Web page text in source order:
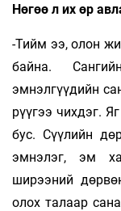
Нөгөө л их өр
-Тийм ээ, олон
байна.
эмнэлгүүдийн
рүүгээ чихдэг.
бус. Сүүлийн
эмнэлэг, эм
ширээний
олох талаар